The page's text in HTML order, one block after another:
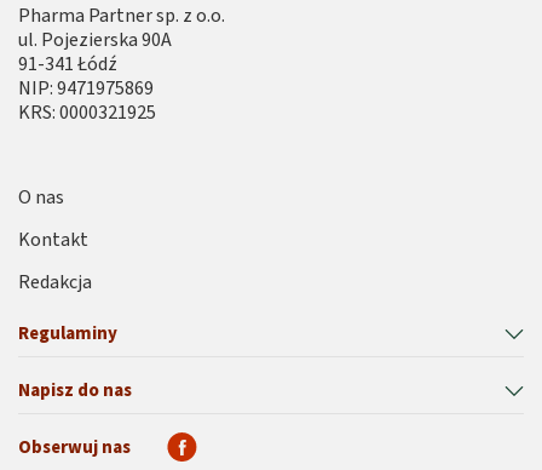
Pharma Partner sp. z o.o.
ul. Pojezierska 90A
91-341 Łódź
NIP: 9471975869
KRS: 0000321925
Regulaminy
Napisz do nas
O nas
Kontakt
Redakcja
Obserwuj nas